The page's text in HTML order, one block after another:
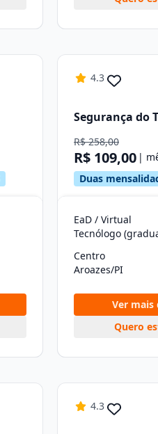
4.3
Segurança do
R$ 258,00
R$ 109,00 |
Duas
EaD / Virtual
Tecnólogo
Centro
Aroazes/PI
Ver mais
Quero
4.3